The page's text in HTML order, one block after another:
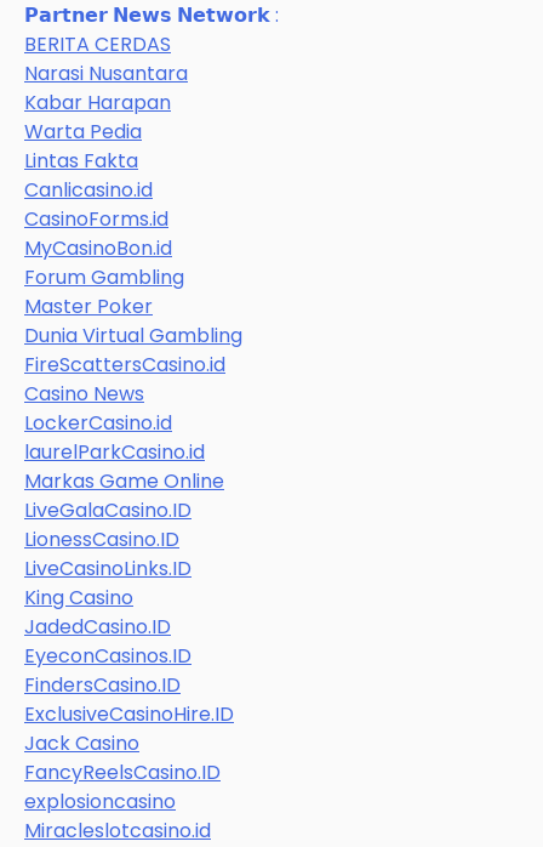
𝗣𝗮𝗿𝘁𝗻𝗲𝗿 𝗡𝗲𝘄𝘀 𝗡𝗲𝘁𝘄𝗼𝗿𝗸 :
BERITA CERDAS
Narasi Nusantara
Kabar Harapan
Warta Pedia
Lintas Fakta
Canlicasino.id
CasinoForms.id
MyCasinoBon.id
Forum Gambling
Master Poker
Dunia Virtual Gambling
FireScattersCasino.id
Casino News
LockerCasino.id
laurelParkCasino.id
Markas Game Online
LiveGalaCasino.ID
LionessCasino.ID
LiveCasinoLinks.ID
King Casino
JadedCasino.ID
EyeconCasinos.ID
FindersCasino.ID
ExclusiveCasinoHire.ID
Jack Casino
FancyReelsCasino.ID
explosioncasino
Miracleslotcasino.id